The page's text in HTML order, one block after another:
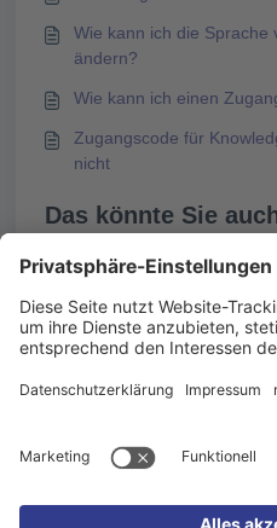
Wie kann ich die Sprache
ändern?
Wie kann ich einen
Zugangscode für
nicht
Das könnte Sie
Zugangscode für
nicht
Knowledgeworker Cards
Wie kann ich die Sprache
ändern?
Create